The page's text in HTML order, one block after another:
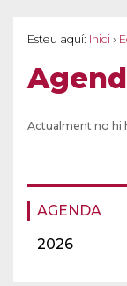
Esteu aquí: Inici ›
AGENDA
2026
Actualment no hi